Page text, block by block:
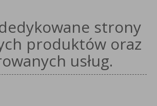
strony
produktów oraz
usług.